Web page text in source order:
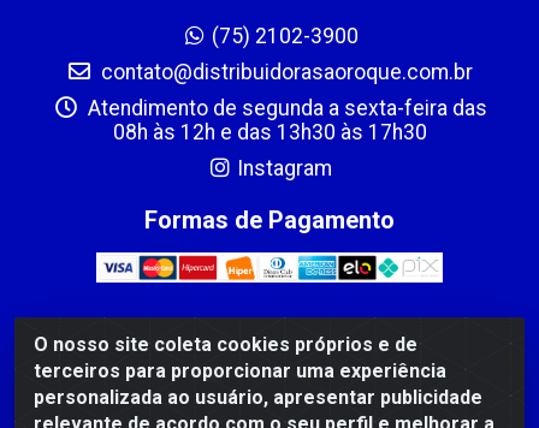
O nosso site coleta cookies próprios e de
terceiros para proporcionar uma experiência
personalizada ao usuário, apresentar publicidade
(75) 2102-3900
contato@distribuidorasaoroque.com.br
Atendimento de segunda a sexta-feira das
08h às 12h e das 13h30 às 17h30
Instagram
Formas de Pagamento
DIST DE PROD ALIM SÃO ROQUE LTDA - AVENIDA
PROBAHIA, 501 - TOMBA - CIS, FEIRA DE SANTANA /BA
- CEP: 44.092-400 - CNPJ 03.705.630/0003-11